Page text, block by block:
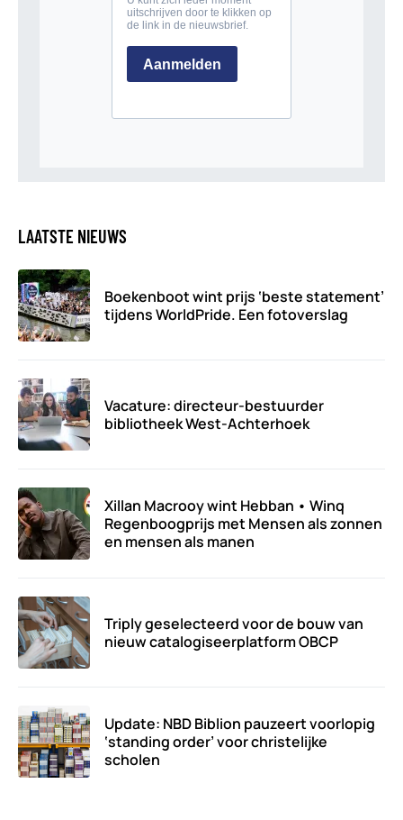
LAATSTE NIEUWS
Boekenboot wint prijs ‘beste statement’
tijdens WorldPride. Een fotoverslag
Vacature: directeur-bestuurder
bibliotheek West-Achterhoek
Xillan Macrooy wint Hebban • Winq
Regenboogprijs met Mensen als zonnen
en mensen als manen
Triply geselecteerd voor de bouw van
nieuw catalogiseerplatform OBCP
Update: NBD Biblion pauzeert voorlopig
‘standing order’ voor christelijke
scholen